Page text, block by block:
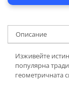
Описание
Изживейте
популярна
геометричната